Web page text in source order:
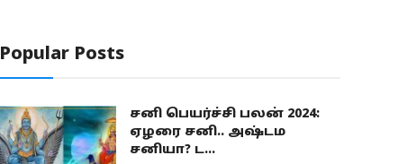
Popular Posts
சனி பெயர்ச்சி பலன் 2024:
ஏழரை சனி.. அஷ்டம
சனியா? ட...